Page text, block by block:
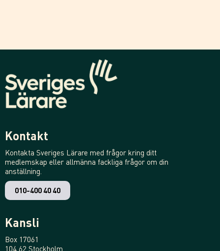
Kontakt
Kontakta Sveriges Lärare med frågor kring ditt
medlemskap eller allmänna fackliga frågor om din
anställning.
010-400 40 40
Kansli
Box 17061
104 62 Stockholm